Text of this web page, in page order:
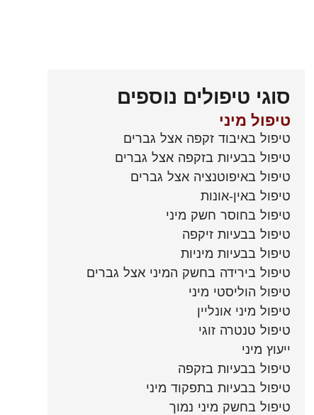
סוגי טיפולים נוספים
טיפול מיני
טיפול באיבוד זקפה אצל גברים
טיפול בבעיות בזקפה אצל גברים
טיפול באיפוטנציה אצל גברים
טיפול באין-אונות
טיפול בחוסר חשק מיני
טיפול בבעיות זיקפה
טיפול בבעיות מיניות
טיפול בירידה בחשק המיני אצל גברים
טיפול הוליסטי מיני
טיפול מיני אונליין
טיפול טנטרה זוגי
ייעוץ מיני
טיפול בבעיות בזקפה
טיפול בבעיות בתפקוד מיני
טיפול בחשק מיני נמוך